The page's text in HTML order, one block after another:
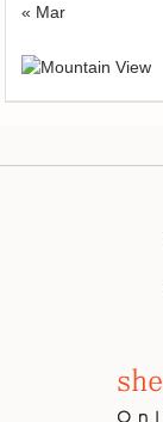
« Mar